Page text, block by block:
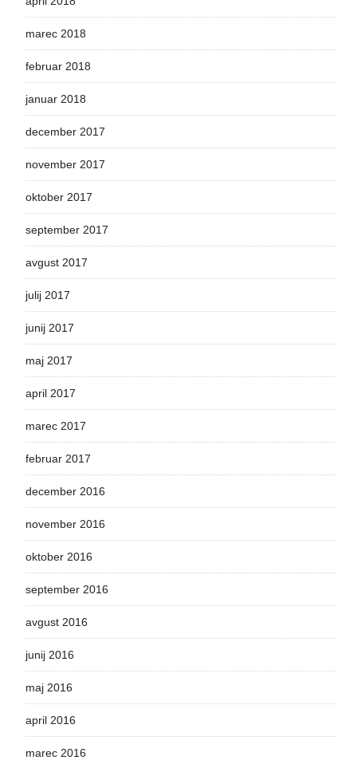
marec 2018
februar 2018
januar 2018
december 2017
november 2017
oktober 2017
september 2017
avgust 2017
julij 2017
junij 2017
maj 2017
april 2017
marec 2017
februar 2017
december 2016
november 2016
oktober 2016
september 2016
avgust 2016
junij 2016
maj 2016
april 2016
marec 2016